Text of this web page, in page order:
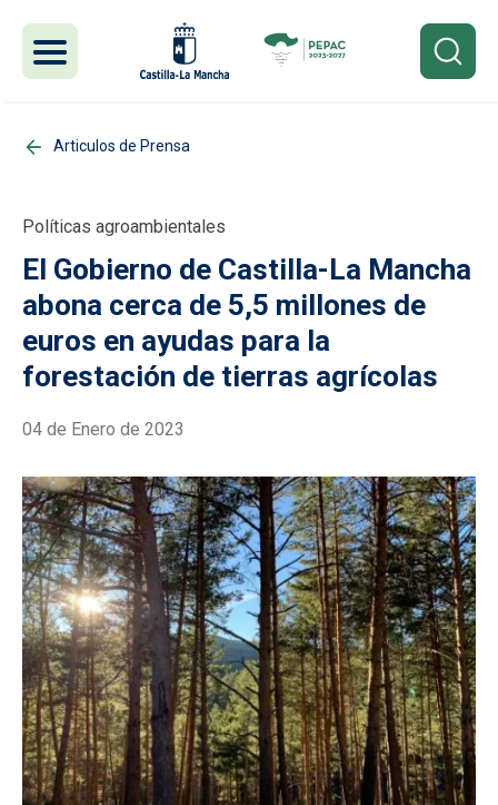
Articulos de Prensa
Políticas agroambientales
El Gobierno de Castilla-La Mancha
abona cerca de 5,5 millones de
euros en ayudas para la
forestación de tierras agrícolas
04 de Enero de 2023